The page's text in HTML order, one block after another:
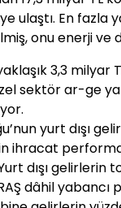
ulaştı. En
onu enerji ve
3,3 milyar
sektör ar-ge
yurt dışı
ihracat
dışı gelirlerin
dâhil